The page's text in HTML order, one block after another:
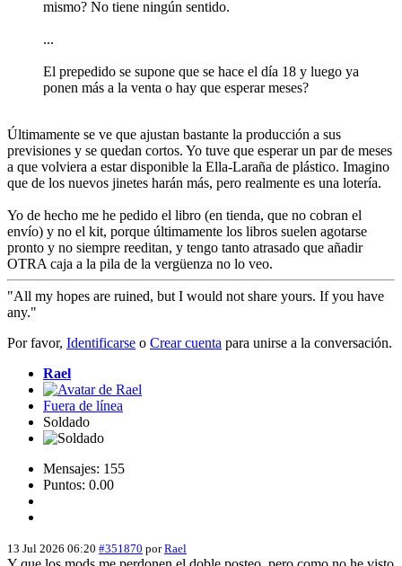
mismo? No tiene ningún sentido.
...
El prepedido se supone que se hace el día 18 y luego ya
ponen más a la venta o hay que esperar meses?
Últimamente se ve que ajustan bastante la producción a sus
previsiones y se quedan cortos. Yo tuve que esperar un par de meses
a que volviera a estar disponible la Ella-Laraña de plástico. Imagino
que de los nuevos jinetes harán más, pero realmente es una lotería.
Yo de hecho me he pedido el libro (en tienda, que no cobran el
envío) y no el kit, porque últimamente los libros suelen agotarse
pronto y no siempre reeditan, y tengo tanto atrasado que añadir
OTRA caja a la pila de la vergüenza no lo veo.
"All my hopes are ruined, but I would not share yours. If you have
any."
Por favor, Identificarse o Crear cuenta para unirse a la conversación.
Rael
Fuera de línea
Soldado
Mensajes: 155
Puntos: 0.00
13 Jul 2026 06:20 #351870 porRael